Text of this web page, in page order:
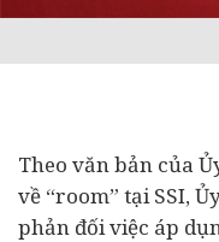
Theo văn bản của
về “room” tại SSI,
phản đối việc áp